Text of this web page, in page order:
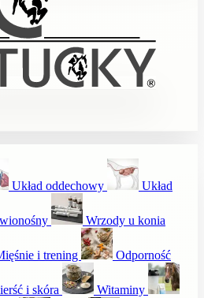
Układ oddechowy Układ
Wrzody u konia
i trening Odporność
i skóra Witaminy